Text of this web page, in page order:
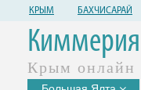
КРЫМ БАХЧИСАРАЙ
Киммерия
Крым онлайн